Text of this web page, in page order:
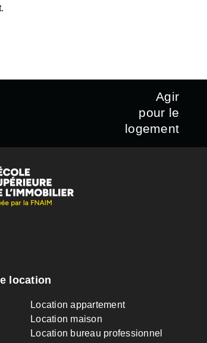
Agir
pour le
logement
location
Location appartement
Location maison
Location bureau professionnel